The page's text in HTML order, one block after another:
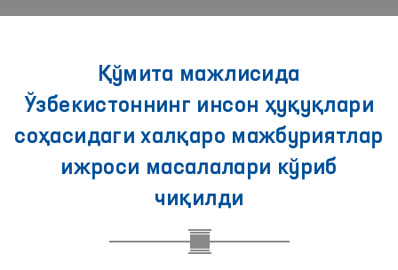
Қўмита мажлисида
Ўзбекистоннинг инсон ҳуқуқлари
соҳасидаги халқаро мажбуриятлар
ижроси масалалари кўриб
чиқилди